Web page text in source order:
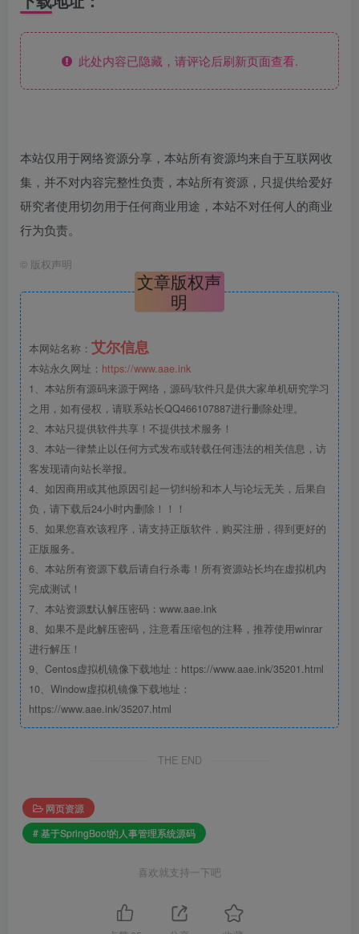
此处内容已隐藏，请评论后刷新页面查看.
本站仅用于网络资源分享，本站所有资源均来自于互联网收
集，并不对内容完整性负责，本站所有资源，只提供给爱好
研究者使用切勿用于任何商业用途，本站不对任何人的商业
行为负责。
© 版权声明
文章版权声
明
本网站名称： 艾尔信息
本站永久网址： https://www.aae.ink
1、本站所有源码来源于网络，源码/软件只是供大家单机研究学习
之用，如有侵权，请联系站长QQ466107887进行删除处理。
2、本站只提供软件共享！不提供技术服务！
3、本站一律禁止以任何方式发布或转载任何违法的相关信息，访
客发现请向站长举报。
4、如因商用或其他原因引起一切纠纷和本人与论坛无关，后果自
负，请下载后24小时内删除！！！
5、如果您喜欢该程序，请支持正版软件，购买注册，得到更好的
正版服务。
6、本站所有资源下载后请自行杀毒！所有资源站长均在虚拟机内
完成测试！
7、本站资源默认解压密码：www.aae.ink
8、如果不是此解压密码，注意看压缩包的注释，推荐使用winrar
进行解压！
9、Centos虚拟机镜像下载地址：https://www.aae.ink/35201.html
10、Window虚拟机镜像下载地址：
https://www.aae.ink/35207.html
THE END
网页资源
# 基于SpringBoot的人事管理系统源码
喜欢就支持一下吧